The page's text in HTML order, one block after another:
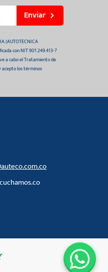
Enviar
(AUTOTECNICA
con NIT 901.249.413-7
a cabo el Tratamiento de
acepto los términos